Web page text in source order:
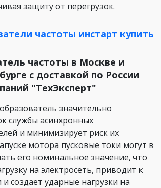
защиту от перегрузок.
частоты в Москве и
с доставкой по России
"ТехЭксперт"
значительно
службы асинхронных
и минимизирует риск их
мотора пусковые токи могут в
его номинальное значение, что
на электросеть, приводит к
создает ударные нагрузки на